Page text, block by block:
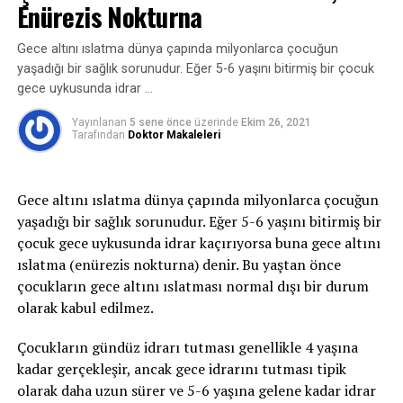
sterilizasyon koşullarının sağlandığı uygun
malzemelerle yapılması gerekmektedir.
veya ağır bişey kaldırma gibi stres ve efor durumların
oluşan idrar kaçırmayı ifade eder. Bu zorlamalar
sırasında mesane içindeki basınç artar, idrar tutmayı
sağlayan kaslar ve mekanizmalar bu basınca karşı
koyamaz ve idrar kaçırma oluşur.
2-Sıkışma tipi idrar kaçırma:
yetişememe veya idrarı geciktirememe durumudur ve
idrar bu esnada kaçar. İdrar kaçağı bir damla ila idrarın
tamamını kaçırma derecesinde olabilir. gece idrara
kalkma ihtiyacı belirgindir. Bu tip idrar kaçırma,
enfeksiyon gibi basit problemden; nörolojik bozukluk
veya diyabet gibi daha ciddi durumlardan
3- Taşma inkontinansı: Tamamen boşalmayan bir
mesaneden kapasite dolduktan sonra damla damla
Enürezis Nokturna
Gece altını ıslatma dünya çapında milyonlarca çocuğun
yaşadığı bir sağlık sorunudur. Eğer 5-6 yaşını bitirmiş bir çocuk
gece uykusunda idrar …
Yayınlanan 5 sene önce üzerinde Ekim 26, 2021
Tarafından Doktor Makaleleri
Gece altını ıslatma dünya çapında milyonlarca çocuğun
yaşadığı bir sağlık sorunudur. Eğer 5-6 yaşını bitirmiş bir
çocuk gece uykusunda idrar kaçırıyorsa buna gece altını
ıslatma (enürezis nokturna) denir. Bu yaştan önce
çocukların gece altını ıslatması normal dışı bir durum
olarak kabul edilmez.
Çocukların gündüz idrarı tutması genellikle 4 yaşına
kadar gerçekleşir, ancak gece idrarını tutması tipik
olarak daha uzun sürer ve 5-6 yaşına gelene kadar idrar